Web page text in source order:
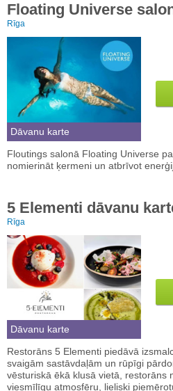
Floating Universe
Rīga
Dāvanu karte
Floutings salonā Floating Universe
nomierināt ķermeni un atbrīvot
5 Elementi dāvanu
Rīga
Dāvanu karte
Restorāns 5 Elementi piedāvā
svaigām sastāvdaļām un rūpīgi
vēsturiskā ēkā klusā vietā, restorāns
viesmīlīgu atmosfēru, lieliski